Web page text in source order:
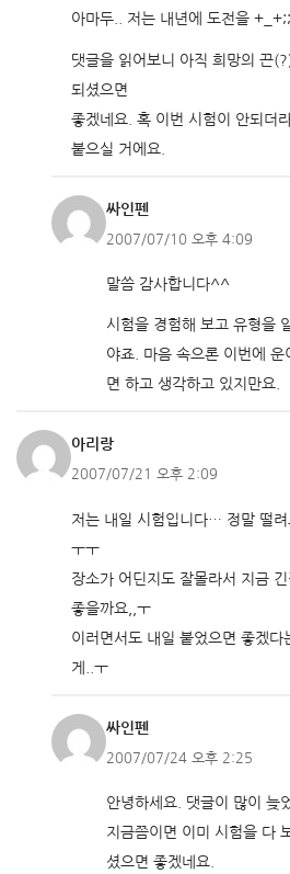
아마두.. 저는 내년에 도전을 +_+;;
댓글을 읽어보니 아직 희망의 끈
되셨으면
좋겠네요. 혹 이번 시험이 안되더
붙으실 거에요.
싸인펜
2007/07/10 오후 4:09
말씀 감사합니다^^
시험을 경험해 보고 유형을
야죠. 마음 속으론 이번에
면 하고 생각하고 있지만요.
아리랑
2007/07/21 오후 2:09
저는 내일 시험입니다… 정말 떨려
ㅜㅜ
장소가 어딘지도 잘몰라서 지금
좋을까요,,ㅜ
이러면서도 내일 붙었으면 좋겠
게..ㅜ
싸인펜
2007/07/24 오후 2:25
안녕하세요. 댓글이 많이 늦
지금쯤이면 이미 시험을 다
셨으면 좋겠네요.